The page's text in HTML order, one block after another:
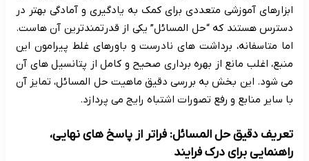
ابزارهای آموزشی متعددی برای کمک به یادگیری و آمادگی بهتر در
دسترس هستند که “حل المسائل” یکی از قدرتمندترین آن هاست.
اما متاسفانه، برداشت های نادرست و باورهای غلط پیرامون این
منبع، اغلب مانع از بهره برداری صحیح و کامل از پتانسیل های آن
می شود. این بخش به بررسی دقیق ماهیت حل المسائل، تمایز آن
با سایر منابع و رفع تصورات اشتباه رایج می پردازد.
تعریف دقیق حل المسائل: فراتر از پاسخ های نهایی،
راهنمایی برای درک فرایند